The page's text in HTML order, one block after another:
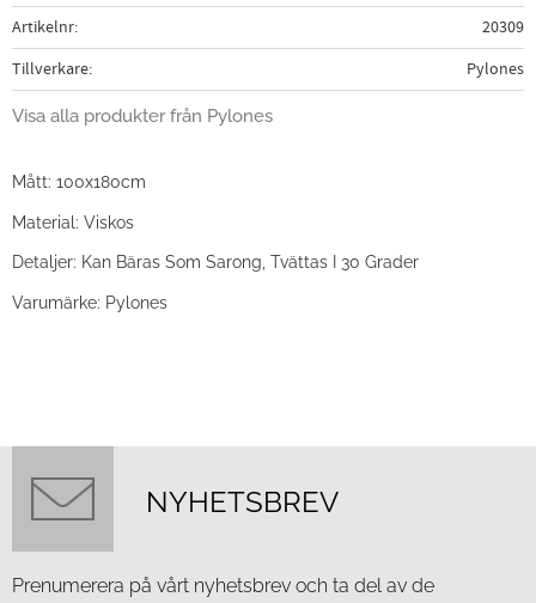
Artikelnr
20309
Tillverkare
Pylones
Visa alla produkter från Pylones
Mått: 100x180cm
Material: Viskos
Detaljer: Kan Bäras Som Sarong, Tvättas I 30 Grader
Varumärke: Pylones
NYHETSBREV
Prenumerera på vårt nyhetsbrev och ta del av de